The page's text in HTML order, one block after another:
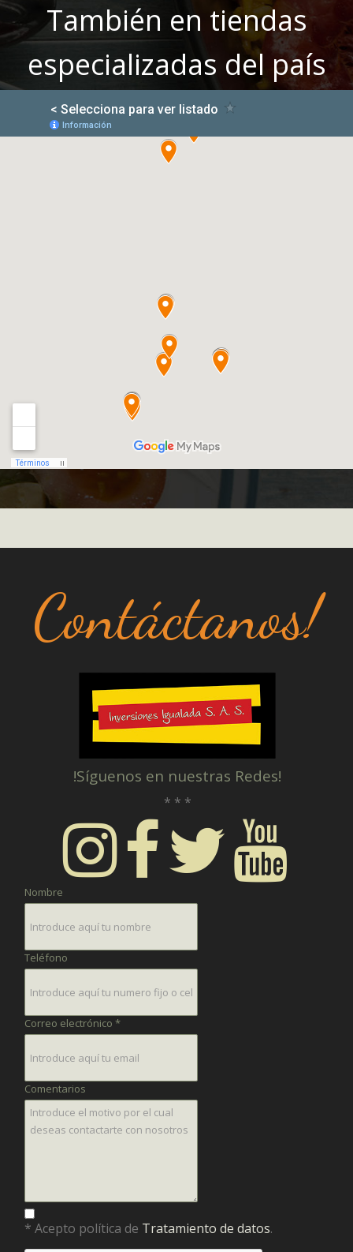
También en tiendas
especializadas del país
Contáctanos!
!Síguenos en nuestras Redes!
* * *
Nombre
Teléfono
Correo electrónico *
Comentarios
* Acepto política de Tratamiento de datos.